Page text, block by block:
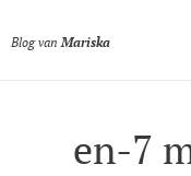
Blog van Mariska
en-7